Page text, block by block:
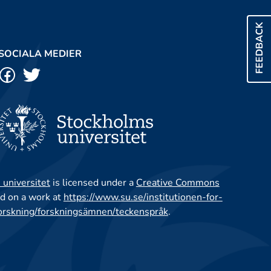
FEEDBACK
MEDIER
universitetis licensed under a Creative Commons
on a work at https://www.su.se/institutionen-for-
forskningsämnen/teckenspråk.